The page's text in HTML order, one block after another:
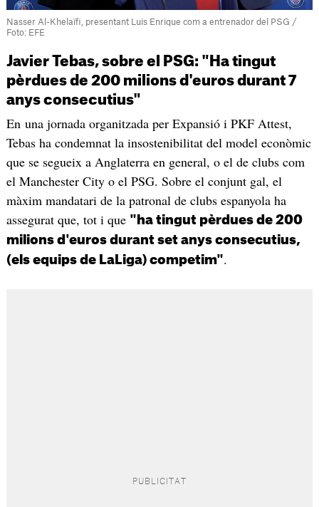
Nasser Al-Khelaïfi, presentant Luis Enrique com a entrenador del PSG /
Foto: EFE
Javier Tebas, sobre el PSG: "Ha tingut
pèrdues de 200 milions d'euros durant 7
anys consecutius"
En una jornada organitzada per Expansió i PKF Attest,
Tebas ha condemnat la insostenibilitat del model econòmic
que se segueix a Anglaterra en general, o el de clubs com
el Manchester City o el PSG. Sobre el conjunt gal, el
màxim mandatari de la patronal de clubs espanyola ha
assegurat que, tot i que "ha tingut pèrdues de 200
milions d'euros durant set anys consecutius,
(els equips de LaLiga) competim".